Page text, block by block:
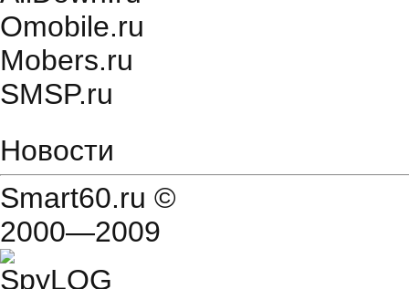
Оmobile.ru
Mobers.ru
SMSP.ru
Новости
Smart60.ru ©
2000—2009